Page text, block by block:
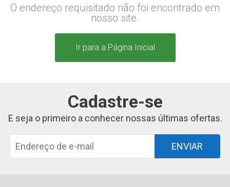
O endereço requisitado não foi encontrado em
nosso site.
Ir para a Página Inicial
Cadastre-se
E seja o primeiro a conhecer nossas últimas ofertas.
ENVIAR